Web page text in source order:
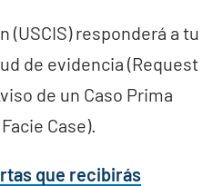
(USCIS) responderá a tu
de evidencia (Request
de un Caso Prima
Case).
que recibirás